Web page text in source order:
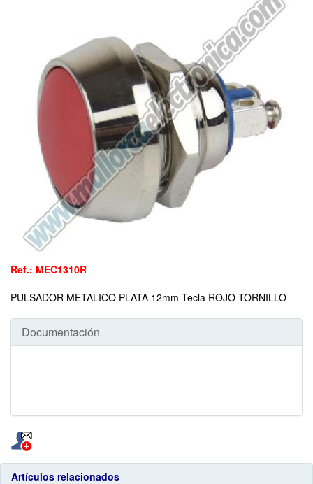
Ref.: MEC1310R
PULSADOR METALICO PLATA 12mm Tecla ROJO TORNILLO
Documentación
Artículos relacionados